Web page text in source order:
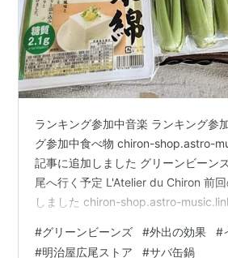
マックスバリュ九州
光洋
マーム
ミニストップ
サンデー
イオンエブリ(旧テスコジャパン)
イオンマーケット(旧ピーコック
商社
ランキング参加中音楽 ランキング参
グ参加中食べ物 chiron-shop.astro-
記事に追加しました グリーンビーン
尾へ行く予定 L'Atelier du Chiron 前
しました chiron-shop.astro-
す。ですから、常にガイドを表示して
#グリーンビーンズ #外出の効果 #
#明治屋広尾ストア #サバ缶鍋